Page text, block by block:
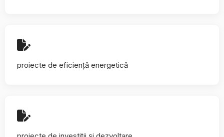
proiecte de eficiență energetică